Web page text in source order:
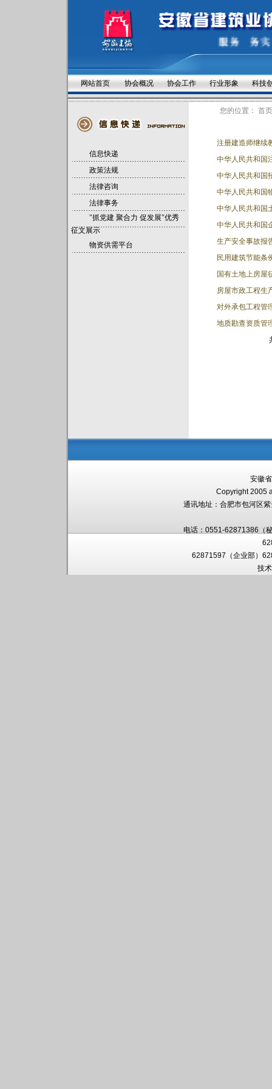
网站首页 协会概况 协会工作 行业形象 科技
信息快递
政策法规
法律咨询
法律事务
"抓党建 聚合力 促发展"优秀
征文展示
物资供需平台
您的位置： 首页
注册建造师继续
中华人民共和国
中华人民共和国
中华人民共和国
中华人民共和国
中华人民共和国
生产安全事故报
民用建筑节能条
国有土地上房屋
房屋市政工程生
对外承包工程管
地质勘查资质管
安徽
Copyright 2005
通讯地址： 合肥市包河区
电话：0551-62871386（
62871597（企业部）
技